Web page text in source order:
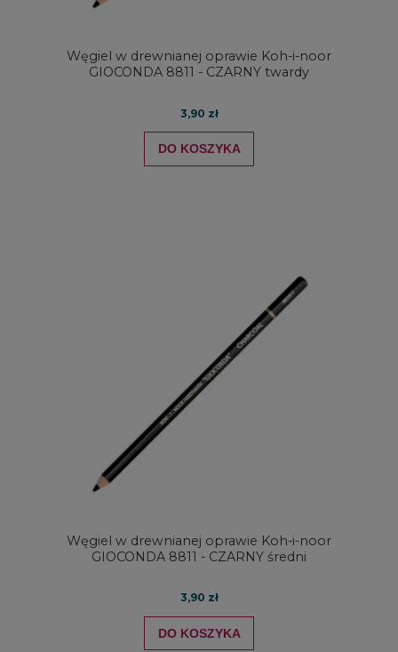
Węgiel w drewnianej oprawie Koh-i-noor
GIOCONDA 8811 - CZARNY twardy
3,90 zł
DO KOSZYKA
Węgiel w drewnianej oprawie Koh-i-noor
GIOCONDA 8811 - CZARNY średni
3,90 zł
DO KOSZYKA